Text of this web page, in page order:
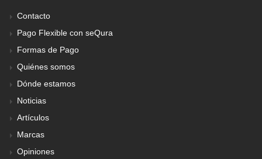
Contacto
Pago Flexible con seQura
Formas de Pago
Quiénes somos
Dónde estamos
Noticias
Artículos
Marcas
Opiniones